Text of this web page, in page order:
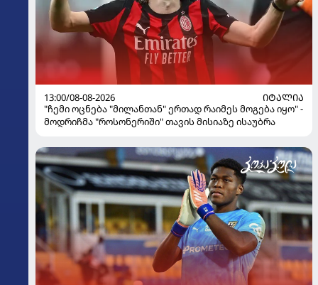
13:00/08-08-2026
ᲘᲢᲐᲚᲘᲐ
"ჩემი ოცნება "მილანთან" ერთად რაიმეს მოგება იყო" -
მოდრიჩმა "როსონერიში" თავის მისიაზე ისაუბრა